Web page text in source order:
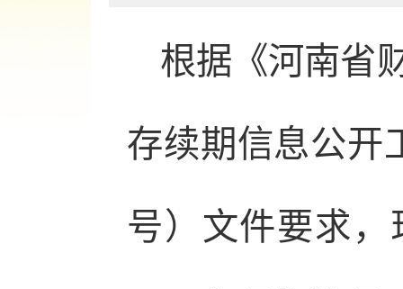
根据《河南省
存续期信息公开
号）文件要求